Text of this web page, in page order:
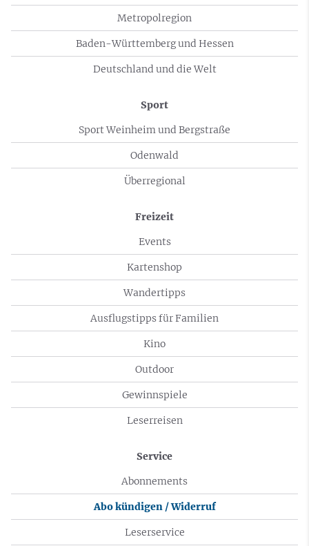
Metropolregion
Baden-Württemberg und Hessen
Deutschland und die Welt
Sport
Sport Weinheim und Bergstraße
Odenwald
Überregional
Freizeit
Events
Kartenshop
Wandertipps
Ausflugstipps für Familien
Kino
Outdoor
Gewinnspiele
Leserreisen
Service
Abonnements
Abo kündigen / Widerruf
Leserservice